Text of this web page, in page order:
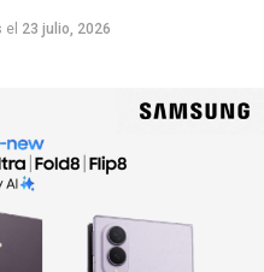
el 23 julio, 2026